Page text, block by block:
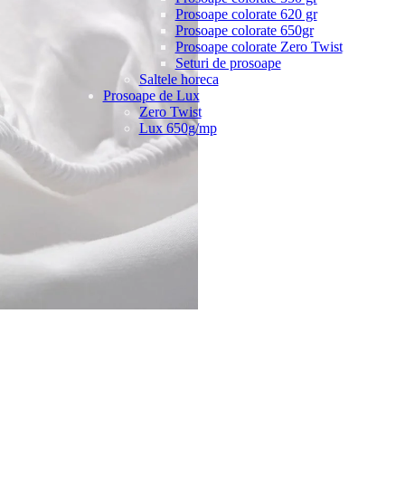
Prosoape colorate 620 gr
Prosoape colorate 650gr
Prosoape colorate Zero Twist
Seturi de prosoape
Saltele horeca
Prosoape de Lux
Zero Twist
Lux 650g/mp